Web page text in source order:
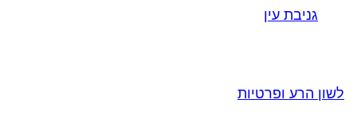
גניבת עין
לשון הרע ופרטיות